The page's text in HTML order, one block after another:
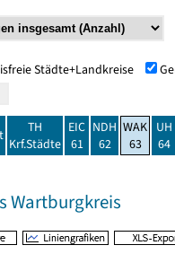
Städte+Landkreise
TH
Krf.Städte
EIC
61
NDH
62
WAK
63
UH
64
Wartburgkreis